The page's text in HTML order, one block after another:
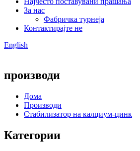
За нас
Фабричка турнеја
Контактирајте не
English
производи
Дома
Производи
Стабилизатор на калциум-цинк
Категории